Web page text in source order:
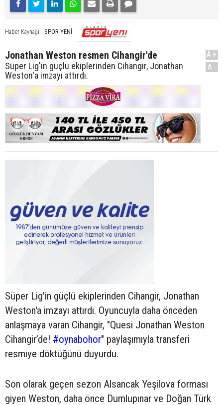
Haber Kaynağı SPOR YENİ
Jonathan Weston resmen Cihangir'de
Süper Lig'in güçlü ekiplerinden Cihangir, Jonathan
Weston'a imzayı attırdı.
A+
A-
Süper Lig'in güçlü ekiplerinden Cihangir, Jonathan
Weston'a imzayı attırdı. Oyuncuyla daha önceden
anlaşmaya varan Cihangir, "Quesi Jonathan Weston
Cihangir’de! #oynabohor" paylaşımıyla transferi
resmiye döktüğünü duyurdu.
Son olarak geçen sezon Alsancak Yeşilova forması
giyen Weston, daha önce Dumlupınar ve Doğan Türk